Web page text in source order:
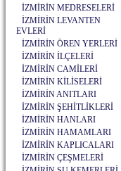
İZMİRİN MEDRESELERİ
İZMİRİN LEVANTEN
EVLERİ
İZMİRİN ÖREN YERLERİ
İZMİRİN İLÇELERİ
İZMİRİN CAMİLERİ
İZMİRİN KİLİSELERİ
İZMİRİN ANITLARI
İZMİRİN ŞEHİTLİKLERİ
İZMİRİN HANLARI
İZMİRİN HAMAMLARI
İZMİRİN KAPLICALARI
İZMİRİN ÇEŞMELERİ